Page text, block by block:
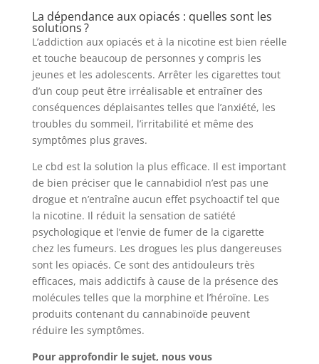
La dépendance aux opiacés : quelles sont les
solutions ?
L’addiction aux opiacés et à la nicotine est bien réelle
et touche beaucoup de personnes y compris les
jeunes et les adolescents. Arrêter les cigarettes tout
d’un coup peut être irréalisable et entraîner des
conséquences déplaisantes telles que l’anxiété, les
troubles du sommeil, l’irritabilité et même des
symptômes plus graves.
Le cbd est la solution la plus efficace. Il est important
de bien préciser que le cannabidiol n’est pas une
drogue et n’entraîne aucun effet psychoactif tel que
la nicotine. Il réduit la sensation de satiété
psychologique et l’envie de fumer de la cigarette
chez les fumeurs. Les drogues les plus dangereuses
sont les opiacés. Ce sont des antidouleurs très
efficaces, mais addictifs à cause de la présence des
molécules telles que la morphine et l’héroïne. Les
produits contenant du cannabinoïde peuvent
réduire les symptômes.
Pour approfondir le sujet, nous vous